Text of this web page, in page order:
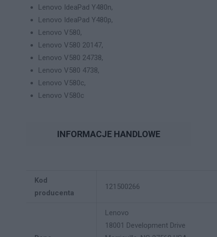
Lenovo IdeaPad Y480n,
Lenovo IdeaPad Y480p,
Lenovo V580,
Lenovo V580 20147,
Lenovo V580 24738,
Lenovo V580 4738,
Lenovo V580c,
Lenovo V580c
INFORMACJE HANDLOWE
Kod
producenta
121500266
Lenovo
18001 Development Drive